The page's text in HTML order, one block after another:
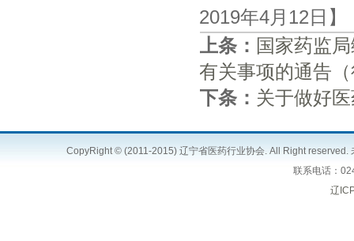
2019年4月12日
上条： 国家药监
有关事项的通告
下条： 关于做好
CopyRight © (2011-2015) 辽宁省医药行业协会. All Right
联系电话：
辽